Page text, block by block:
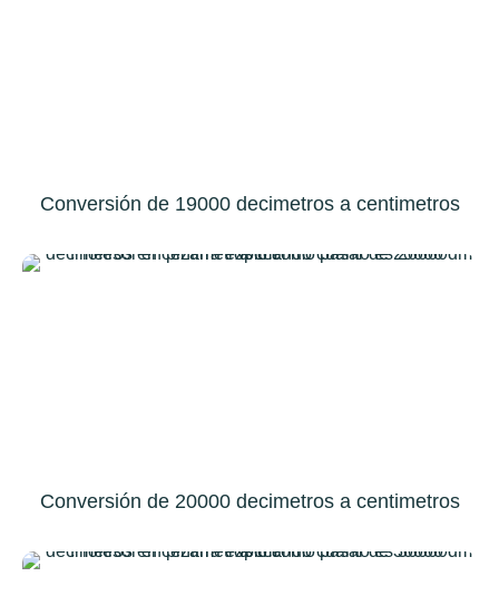
Conversión de 19000 decimetros a centimetros
Conversión de 20000 decimetros a centimetros